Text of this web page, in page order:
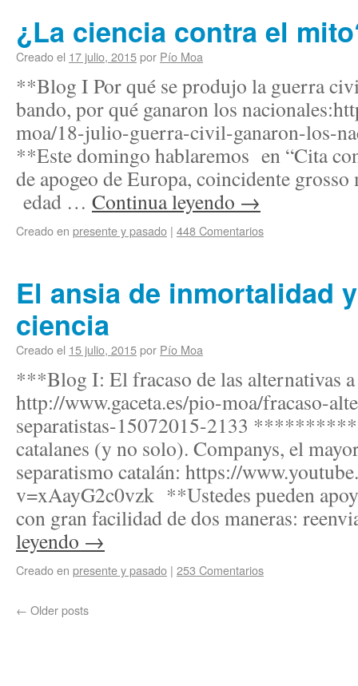
¿La ciencia contra el
Creado el 17 julio, 2015por Pío Moa
**Blog I Por qué se produjo la guerra
bando, por qué ganaron los
moa/18-julio-guerra-civil-ganaron-los-
**Este domingo hablaremos en “Cita
de apogeo de Europa, coincidente
edad … Continua leyendo →
Creado en presente y pasado | 448 Comentarios
El ansia de inmortalidad
ciencia
Creado el 15 julio, 2015por Pío Moa
***Blog I: El fracaso de las alternativas a
http://www.gaceta.es/pio-moa/fracaso-
separatistas-15072015-2133
catalanes (y no solo). Companys, el
separatismo catalán: https://
v=xAayG2c0vzk **Ustedes pueden
con gran facilidad de dos maneras:
leyendo →
Creado en presente y pasado | 253 Comentarios
← Older posts